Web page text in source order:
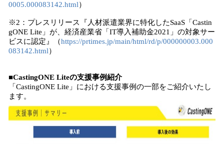
0005.000083142.html）
※2：プレスリリース『人材派遣業界に特化したSaaS「Castin
gONE Lite」が、経済産業省「IT導入補助金2021」の対象サー
ビスに認定』（https://prtimes.jp/main/html/rd/p/000000003.000
083142.html）
■CastingONE Liteの支援事例紹介
「CastingONE Lite」における支援事例の一部をご紹介いたし
ます。